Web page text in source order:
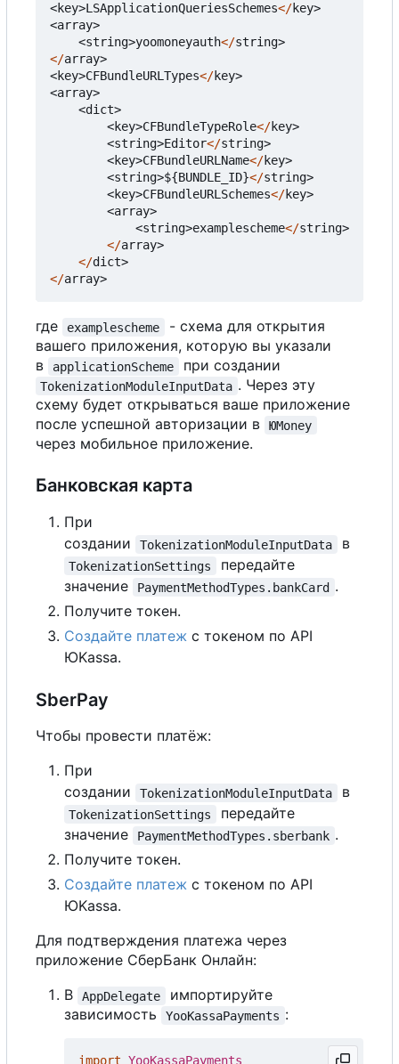
<key>LSApplicationQueriesSchemes</key>
<array>
<string>yoomoneyauth</string>
</array>
<key>CFBundleURLTypes</key>
<array>
<dict>
<key>CFBundleTypeRole</key>
<string>Editor</string>
<key>CFBundleURLName</key>
<string>${BUNDLE_ID}</string>
<key>CFBundleURLSchemes</key>
<array>
<string>examplescheme</string>
</array>
</dict>
</array>
где examplescheme
- схема для открытия
вашего приложения, которую вы указали
в
applicationScheme при создании
TokenizationModuleInputData . Через эту
схему будет открываться ваше приложение
после успешной авторизации в
ЮMoney
через мобильное приложение.
Банковская карта
При
создании
TokenizationModuleInputData в
TokenizationSettings
передайте
значение
PaymentMethodTypes.bankCard .
Получите токен.
Создайте платеж с токеном по API
ЮKassa.
SberPay
Чтобы провести платёж:
При
создании
TokenizationModuleInputData в
TokenizationSettings
передайте
значение
PaymentMethodTypes.sberbank .
Получите токен.
Создайте платеж с токеном по API
ЮKassa.
Для подтверждения платежа через
приложение СберБанк Онлайн:
В
AppDelegate
импортируйте
зависимость
YooKassaPayments :
import YooKassaPayments